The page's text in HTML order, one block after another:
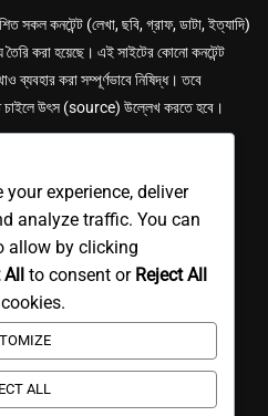
সকল কনটেন্ট (লেখা, ছবি, গ্রাফ, ডাটা, ইত্যাদি)
করা হয়েছে। এই সাইটের কোনো কনটেন্ট
ব্যবহার করা সম্পূর্ণভাবে নিষিদ্ধ। তবে
চাইলে উৎস (source) উল্লেখ করতে হবে।
experience, deliver
analyze traffic. You can
allow by clicking
All to consent or Reject All
ALL